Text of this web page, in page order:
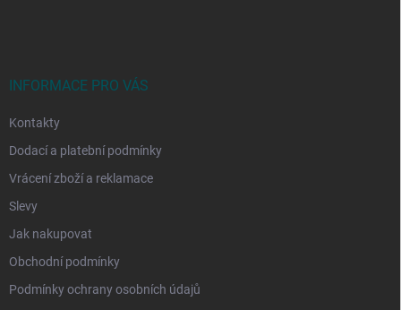
INFORMACE PRO VÁS
Kontakty
Dodací a platební podmínky
Vrácení zboží a reklamace
Slevy
Jak nakupovat
Obchodní podmínky
Podmínky ochrany osobních údajů